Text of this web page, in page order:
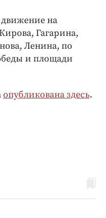
движение на
Гагарина,
Ленина, по
и площади
опубликована здесь.